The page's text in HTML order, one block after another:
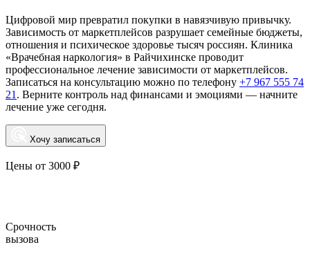
Цифровой мир превратил покупки в навязчивую привычку.
Зависимость от маркетплейсов разрушает семейные бюджеты,
отношения и психическое здоровье тысяч россиян. Клиника
«Врачебная наркология» в Райчихинске проводит
профессиональное лечение зависимости от маркетплейсов.
Записаться на консультацию можно по телефону +7 967 555 74
21 . Верните контроль над финансами и эмоциями — начните
лечение уже сегодня.
Хочу записаться
Цены от 3000 ₽
Срочность
вызова